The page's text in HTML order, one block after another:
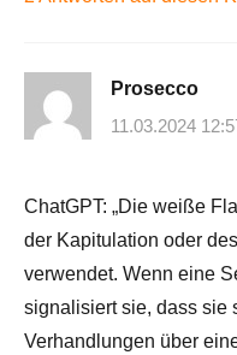
Prosecco
11.03.2024
ChatGPT: „Die weiße
der Kapitulation oder
verwendet. Wenn eine
signalisiert sie, dass sie
Verhandlungen über